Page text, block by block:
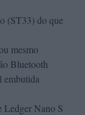
(ST33) do que
mesmo
Bluetooth
embutida
Ledger Nano S